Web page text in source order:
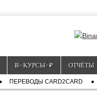
Ƀ-КУРСЫ-₽ ОТЧЁТЫ
ПЕРЕВОДЫ CARD2CARD